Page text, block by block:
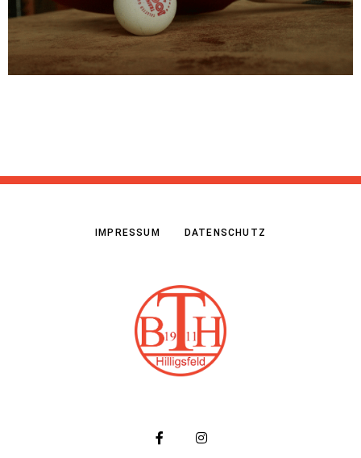
IMPRESSUM DATENSCHUTZ